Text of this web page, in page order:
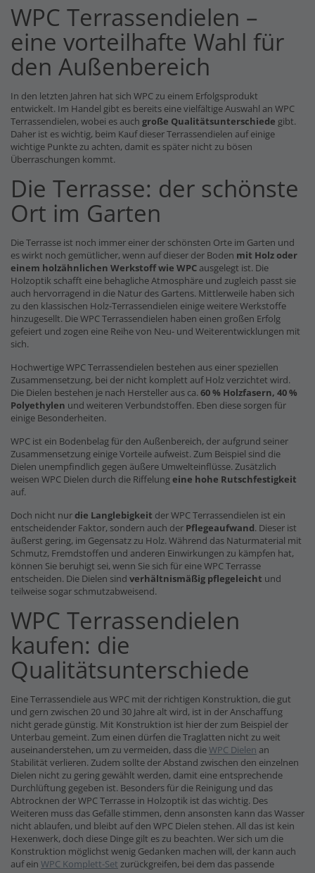
WPC Terrassendielen –
eine vorteilhafte Wahl für
den Außenbereich
In den letzten Jahren hat sich WPC zu einem Erfolgsprodukt
entwickelt. Im Handel gibt es bereits eine vielfältige Auswahl an WPC
Terrassendielen, wobei es auch große Qualitätsunterschiede gibt.
Daher ist es wichtig, beim Kauf dieser Terrassendielen auf einige
wichtige Punkte zu achten, damit es später nicht zu bösen
Überraschungen kommt.
Die Terrasse: der schönste
Ort im Garten
Die Terrasse ist noch immer einer der schönsten Orte im Garten und
es wirkt noch gemütlicher, wenn auf dieser der Boden mit Holz oder
einem holzähnlichen Werkstoff wie WPCausgelegt ist. Die
Holzoptik schafft eine behagliche Atmosphäre und zugleich passt sie
auch hervorragend in die Natur des Gartens. Mittlerweile haben sich
zu den klassischen Holz-Terrassendielen einige weitere Werkstoffe
hinzugesellt. Die WPC Terrassendielen haben einen großen Erfolg
gefeiert und zogen eine Reihe von Neu- und Weiterentwicklungen mit
sich.
Hochwertige WPC Terrassendielen bestehen aus einer speziellen
Zusammensetzung, bei der nicht komplett auf Holz verzichtet wird.
Die Dielen bestehen je nach Hersteller aus ca. 60 % Holzfasern, 40 %
Polyethylen und weiteren Verbundstoffen. Eben diese sorgen für
einige Besonderheiten.
WPC ist ein Bodenbelag für den Außenbereich, der aufgrund seiner
Zusammensetzung einige Vorteile aufweist. Zum Beispiel sind die
Dielen unempfindlich gegen äußere Umwelteinflüsse. Zusätzlich
weisen WPC Dielen durch die Riffelungeine hohe Rutschfestigkeit
auf.
Doch nicht nurdie Langlebigkeit der WPC Terrassendielen ist ein
entscheidender Faktor, sondern auch der Pflegeaufwand. Dieser ist
äußerst gering, im Gegensatz zu Holz. Während das Naturmaterial mit
Schmutz, Fremdstoffen und anderen Einwirkungen zu kämpfen hat,
können Sie beruhigt sei, wenn Sie sich für eine WPC Terrasse
entscheiden. Die Dielen sind verhältnismäßig pflegeleicht und
teilweise sogar schmutzabweisend.
WPC Terrassendielen
kaufen: die
Qualitätsunterschiede
Eine Terrassendiele aus WPC mit der richtigen Konstruktion, die gut
und gern zwischen 20 und 30 Jahre alt wird, ist in der Anschaffung
nicht gerade günstig. Mit Konstruktion ist hier der zum Beispiel der
Unterbau gemeint. Zum einen dürfen die Traglatten nicht zu weit
auseinanderstehen, um zu vermeiden, dass dieWPC Dielen an
Stabilität verlieren. Zudem sollte der Abstand zwischen den einzelnen
Dielen nicht zu gering gewählt werden, damit eine entsprechende
Durchlüftung gegeben ist. Besonders für die Reinigung und das
Abtrocknen der WPC Terrasse in Holzoptik ist das wichtig. Des
Weiteren muss das Gefälle stimmen, denn ansonsten kann das Wasser
nicht ablaufen, und bleibt auf den WPC Dielen stehen. All das ist kein
Hexenwerk, doch diese Dinge gilt es zu beachten. Wer sich um die
Konstruktion möglichst wenig Gedanken machen will, der kann auch
auf ein WPC Komplett-Set zurückgreifen, bei dem das passende